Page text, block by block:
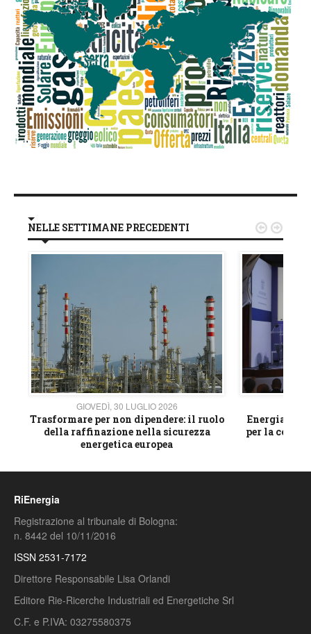
NELLE SETTIMANE PRECEDENTI
GIOVEDÌ, 30 LUGLIO 2026
Trasformare per non dipendere: il ruolo
della raffinazione nella sicurezza
energetica europea
Energia e
per la
 
RiEnergia
Registrazione al tribunale di Bologna:
n. 8442 del 10/11/2016
ISSN 2531-7172
Direttore Responsabile Lisa Orlandi
Editore Rie-Ricerche Industriali ed Energetiche Srl
C.F. e P.IVA: 03275580375